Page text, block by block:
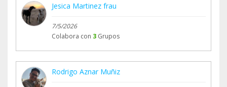
Jesica Martinez frau
7/5/2026
Colabora con 3 Grupos
Rodrigo Aznar Muñiz